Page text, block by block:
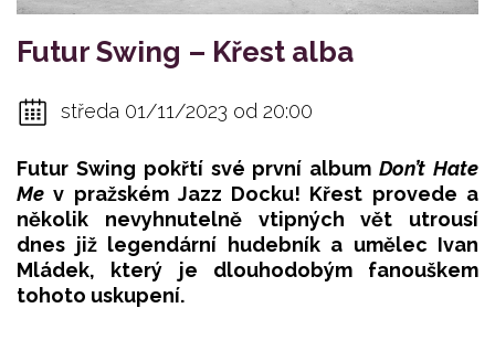
Futur Swing – Křest alba
středa 01/11/2023 od 20:00
Futur Swing pokřtí své první albumDon’t Hate
Me v pražském Jazz Docku! Křest provede a
několik nevyhnutelně vtipných vět utrousí
dnes již legendární hudebník a umělec Ivan
Mládek, který je dlouhodobým fanouškem
tohoto uskupení.